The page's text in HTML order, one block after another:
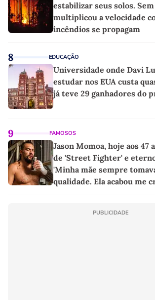
estabilizar seus solos.
multiplicou a velocidade
incêndios se propagam
8 EDUCAÇÃO
Universidade onde Davi
estudar nos EUA custa
já teve 29 ganhadores do
9 FAMOSOS
Jason Momoa, hoje aos 47
de 'Street Fighter' e
'Minha mãe sempre
qualidade. Ela acabou me
PUBLICIDADE